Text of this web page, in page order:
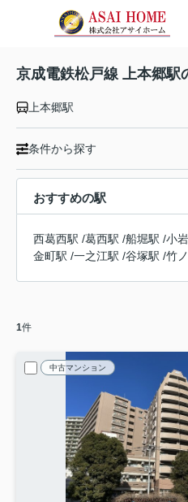
京成電鉄松戸線 上本郷駅
上本郷駅
条件から探す
おすすめの駅
西葛西駅 /葛西駅 /船堀駅 /小
金町駅 /一之江駅 /谷塚駅 /竹
1件
中古マンション